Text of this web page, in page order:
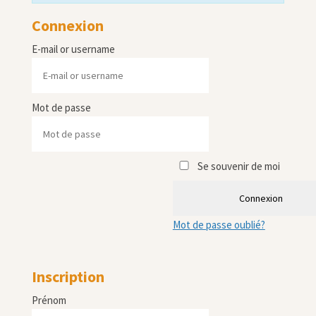
Connexion
E-mail or username
Mot de passe
Se souvenir de moi
Connexion
Mot de passe oublié?
Inscription
Prénom